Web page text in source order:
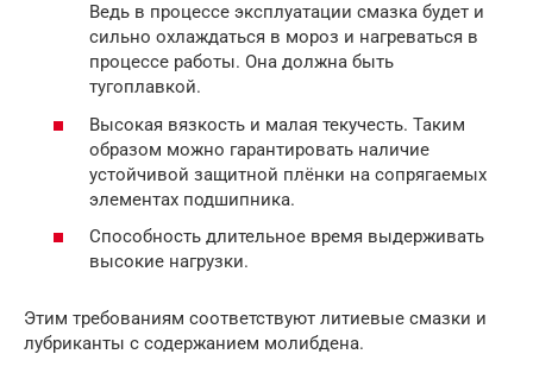
Ведь в процессе эксплуатации смазка будет и
сильно охлаждаться в мороз и нагреваться в
процессе работы. Она должна быть
тугоплавкой.
Высокая вязкость и малая текучесть. Таким
образом можно гарантировать наличие
устойчивой защитной плёнки на сопрягаемых
элементах подшипника.
Способность длительное время выдерживать
высокие нагрузки.
Этим требованиям соответствуют литиевые смазки и
лубриканты с содержанием молибдена.